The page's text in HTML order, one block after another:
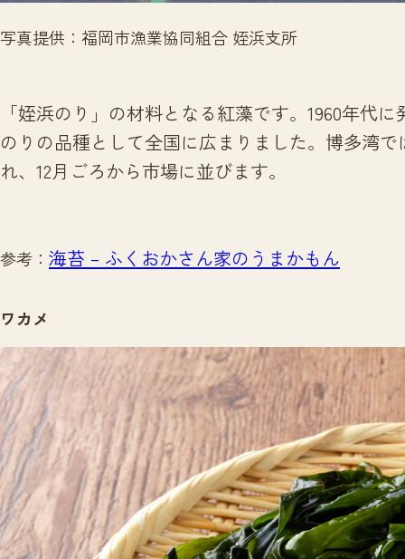
写真提供：福岡市漁業協同組合 姪浜支所
「姪浜のり」の材料となる紅藻です。1960年代
のりの品種として全国に広まりました。博多湾
れ、12月ごろから市場に並びます。
参考： 海苔 – ふくおかさん家のうまかもん
ワカメ